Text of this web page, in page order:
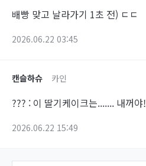
배빵 맞고 날라가기 1초 전) ㄷㄷ
2026.06.22 03:45
캔슬하슈 카인
??? : 이 딸기케이크는....... 내꺼야!
2026.06.22 15:49